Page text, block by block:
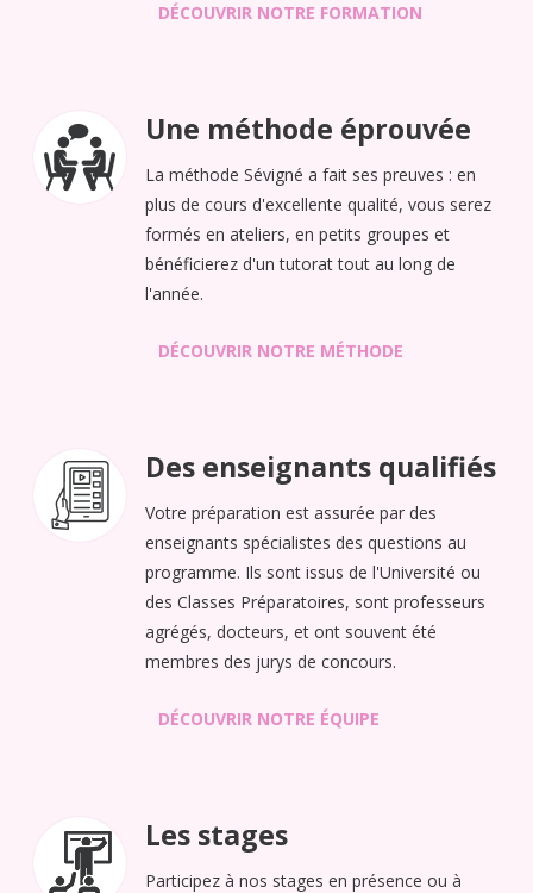
DÉCOUVRIR NOTRE FORMATION
Une méthode éprouvée
La méthode Sévigné a fait ses preuves : en
plus de cours d'excellente qualité, vous serez
formés en ateliers, en petits groupes et
bénéficierez d'un tutorat tout au long de
l'année.
DÉCOUVRIR NOTRE MÉTHODE
Des enseignants qualifiés
Votre préparation est assurée par des
enseignants spécialistes des questions au
programme. Ils sont issus de l'Université ou
des Classes Préparatoires, sont professeurs
agrégés, docteurs, et ont souvent été
membres des jurys de concours.
DÉCOUVRIR NOTRE ÉQUIPE
Les stages
Participez à nos stages en présence ou à